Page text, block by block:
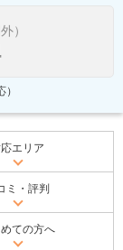
）
エリア
ミ・評判
ての方へ